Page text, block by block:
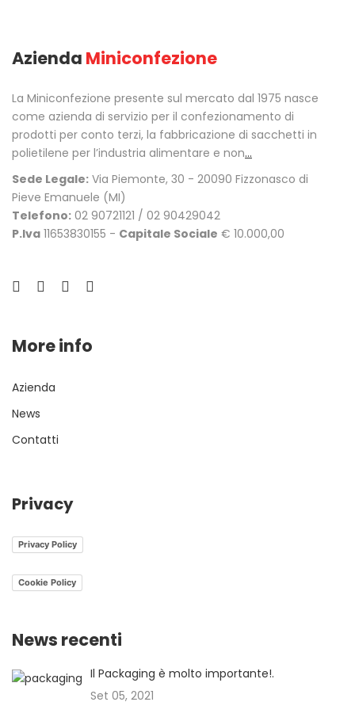
Azienda Miniconfezione
La Miniconfezione presente sul mercato dal 1975 nasce
come azienda di servizio per il confezionamento di
prodotti per conto terzi, la fabbricazione di sacchetti in
polietilene per l’industria alimentare e non...
Sede Legale: Via Piemonte, 30 - 20090 Fizzonasco di
Pieve Emanuele (MI)
Telefono: 02 90721121 / 02 90429042
P.Iva 11653830155 - Capitale Sociale € 10.000,00
More info
Azienda
News
Contatti
Privacy
Privacy Policy
Cookie Policy
News recenti
Il Packaging è molto importante!.
Set 05, 2021